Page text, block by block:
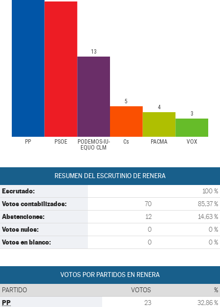
PP PSOE
PODEMOS-IU-
EQUO CLM
Cs PACMA VOX
13
5
4
3
RESUMEN DEL ESCRUTINIO DE RENERA
Escrutado: 100 %
Votos contabilizados: 70 85,37 %
Abstenciones: 12 14,63 %
Votos nulos: 0 0 %
Votos en blanco: 0 0 %
VOTOS POR PARTIDOS EN RENERA
PARTIDO VOTOS %
PP 23 32,86 %